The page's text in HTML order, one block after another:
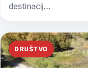
destinacij…
DRUŠTVO